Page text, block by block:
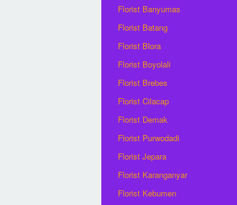
Florist Banyumas
Florist Batang
Florist Blora
Florist Boyolali
Florist Brebes
Florist Cilacap
Florist Demak
Florist Purwodadi
Florist Jepara
Florist Karanganyar
Florist Kebumen